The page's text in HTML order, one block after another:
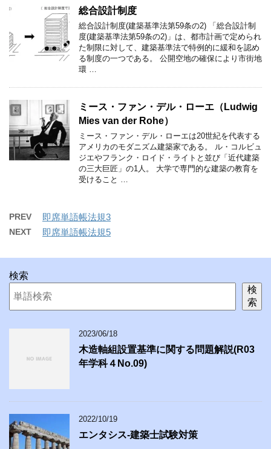
総合設計制度
総合設計制度(建築基準法第59条の2) 「総合設計制
度(建築基準法第59条の2)」は、都市計画で定められ
た制限に対して、建築基準法で特例的に緩和を認め
る制度の一つである。 公開空地の確保により市街地
環 …
ミース・ファン・デル・ローエ（Ludwig
Mies van der Rohe）
ミース・ファン・デル・ローエは20世紀を代表する
アメリカのモダニズム建築家である。 ル・コルビュ
ジエやフランク・ロイド・ライトと並び「近代建築
の三大巨匠」の1人。 大学で専門的な建築の教育を
受けること …
PREV 即席単語帳法規3
NEXT 即席単語帳法規5
検索
検
索
2023/06/18
木造軸組設置基準に関する問題解説(R03
年学科４No.09)
2022/10/19
エンタシス-建築士試験対策